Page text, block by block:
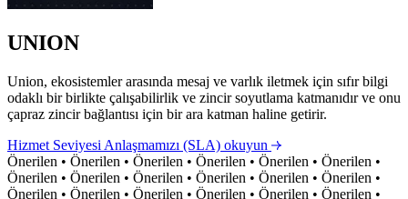
UNION
Union, ekosistemler arasında mesaj ve varlık iletmek için sıfır bilgi
odaklı bir birlikte çalışabilirlik ve zincir soyutlama katmanıdır ve onu
çapraz zincir bağlantısı için bir ara katman haline getirir.
Hizmet Seviyesi Anlaşmamızı (SLA) okuyun
Önerilen • Önerilen • Önerilen • Önerilen • Önerilen • Önerilen •
Önerilen • Önerilen • Önerilen • Önerilen • Önerilen • Önerilen •
Önerilen • Önerilen • Önerilen • Önerilen • Önerilen • Önerilen •